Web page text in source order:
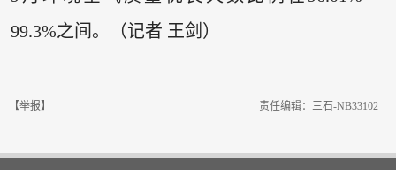
99.3%之间。（记者 王剑）
【举报】 责任编辑：三石-NB33102